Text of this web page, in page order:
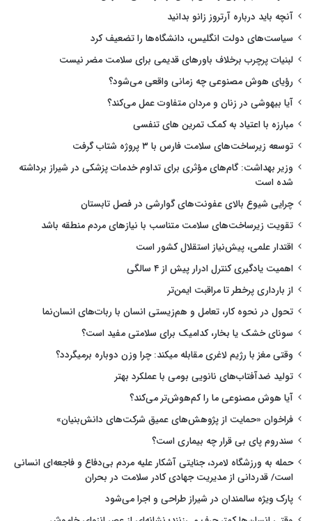
آنچه باید درباره آرتروز زانو بدانید
سیاست‌های دولت انگلیس، دانشگاه‌ها را تضعیف کرد
لبنیات پرچرب برخلاف باورهای قدیمی برای سلامت مضر نیست
رؤیای هوش مصنوعی چه زمانی واقعی می‌شود؟
آیا بیهوشی در زنان و مردان متفاوت عمل می‌کند؟
مبارزه با اعتیاد به کمک تمرین های تنفسی
توسعه زیرساخت‌های سلامت فارس با ۳ پروژه شتاب گرفت
وزیر بهداشت: گام‌های مؤثری برای تداوم خدمات پزشکی در شیراز برداشته
شده است
چرایی شیوع بالای عفونت‌های گوارشی در فصل تابستان
تقویت زیرساخت‌های سلامت متناسب با نیازهای مردم منطقه باشد
اقتدار علمی، پیش‌نیاز استقلال کشور است
اهمیت یادگیری کنترل ادرار پیش از ۴ سالگی
از بارداری پرخطر تا مراقبت ایمن‌تر
تحول در نحوه کار، تعامل و هم‌زیستی انسان با ربات‌های انسان‌نما
سونای خشک یا بخار، کدامیک برای سلامتی مفید است؟
وقتی مغز با رژیم لاغری مقابله میکند: چرا وزن دوباره برمیگردد؟
تولید ضدآفتاب‌های نانویی بومی با عملکرد بهتر
آیا هوش مصنوعی ما را کم‌هوش‌تر می‌کند؟
فراخوان «حمایت از پژوهش‌های عمیق شرکت‌های دانش‌بنیان»
سندروم پای بی قرار چه بیماری است؟
حمله به ورزشگاه لامرد، جنایتی آشکار علیه مردم بی‌دفاع و فاجعه‌ای انسانی
است/ قدردانی از مدیریت جهادی کادر سلامت در بحران
پارک ویژه سالمندان در شیراز طراحی و اجرا می‌شود